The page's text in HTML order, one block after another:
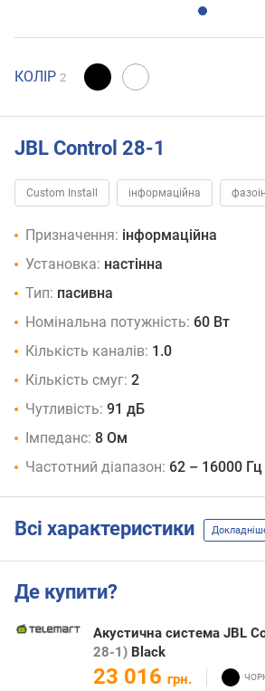
КОЛІР 2
JBL Control 28-1
Custom Install інформаційна
Призначення: інформаційна
Установка: настінна
Тип: пасивна
Номінальна потужність: 60 Вт
Кількість каналів: 1.0
Кількість смуг: 2
Чутливість: 91 дБ
Імпеданс: 8 Ом
Частотний діапазон: 62 – 16000 Гц
Всі характеристики
Де купити?
Акустична система JBL
28-1) Black
23 016 грн.